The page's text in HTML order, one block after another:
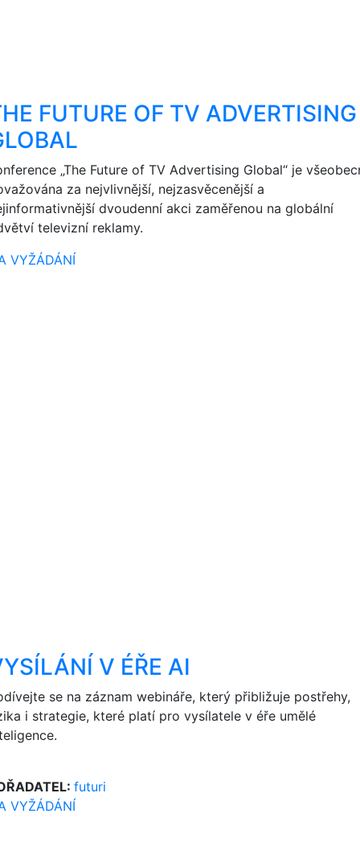
FUTURE OF TV ADVERTISING
„The Future of TV Advertising Global“ je
za nejvlivnější, nejzasvěcenější a
dvoudenní akci zaměřenou na globální
televizní reklamy.
VYŽÁDÁNÍ
V ÉŘE AI
se na záznam webináře, který přibližuje postřehy,
i strategie, které platí pro vysílatele v éře umělé
futuri
VYŽÁDÁNÍ